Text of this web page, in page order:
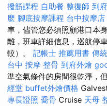
撥筋課程 自助餐 整復師 到
麼 腳底按摩課程 台中按摩店
車，儘管您必須照顧港口本
離，班車詳細信息，巡航停
較）。 記帳士 推薦用書 傳
台中 按摩 整骨 到府外燴
準空氣條件的房間很乾淨，
經堂 buffet外燴價格
專長證照 喬骨 Cruise 天母